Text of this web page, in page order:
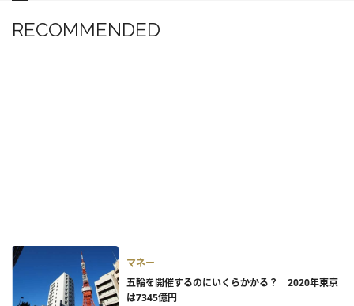
RECOMMENDED
マネー
五輪を開催するのにいくらかかる？ 2020年東京
は7345億円